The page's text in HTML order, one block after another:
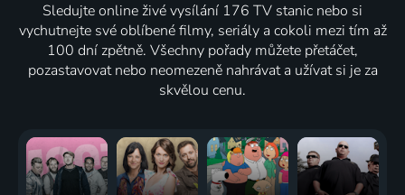
Sledujte online živé vysílání 176 TV stanic nebo si
vychutnejte své oblíbené filmy, seriály a cokoli mezi tím až
100 dní zpětně. Všechny pořady můžete přetáčet,
pozastavovat nebo neomezeně nahrávat a užívat si je za
skvělou cenu.